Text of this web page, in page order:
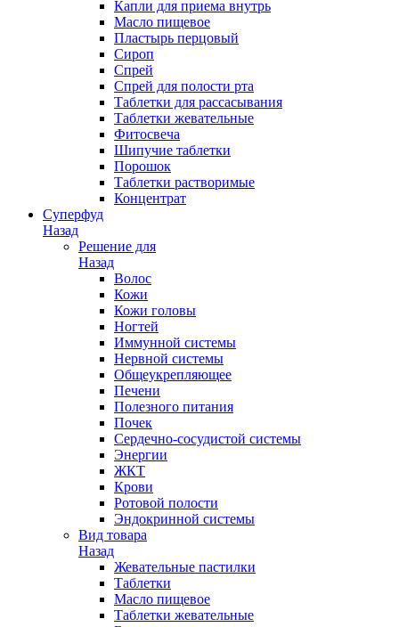
Капли для приема внутрь
Масло пищевое
Пластырь перцовый
Сироп
Спрей
Спрей для полости рта
Таблетки для рассасывания
Таблетки жевательные
Фитосвеча
Шипучие таблетки
Порошок
Таблетки растворимые
Концентрат
Суперфуд
Назад
Решение для
Назад
Волос
Кожи
Кожи головы
Ногтей
Иммунной системы
Нервной системы
Общеукрепляющее
Печени
Полезного питания
Почек
Сердечно-сосудистой системы
Энергии
ЖКТ
Крови
Ротовой полости
Эндокринной системы
Вид товара
Назад
Жевательные пастилки
Таблетки
Масло пищевое
Таблетки жевательные